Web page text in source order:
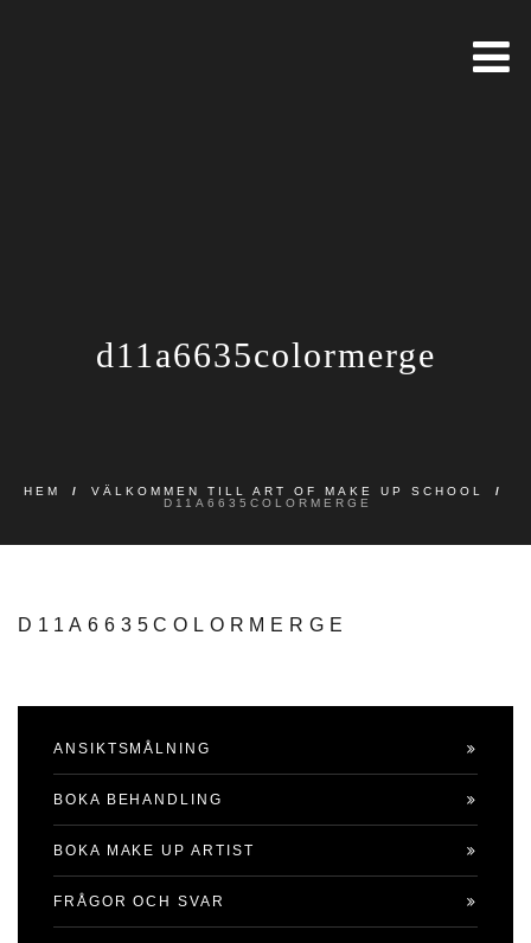
d11a6635colormerge
HEM / VÄLKOMMEN TILL ART OF MAKE UP SCHOOL
/
D11A6635COLORMERGE
D11A6635COLORMERGE
ANSIKTSMÅLNING
BOKA BEHANDLING
BOKA MAKE UP ARTIST
FRÅGOR OCH SVAR